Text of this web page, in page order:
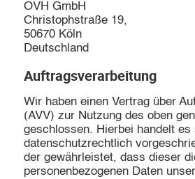
OVH GmbH
Christophstraße 19,
50670 Köln
Deutschland
Auftragsverarbeitung
Wir haben einen Vertrag über
(AVV) zur Nutzung des oben
geschlossen. Hierbei handelt es
datenschutzrechtlich
der gewährleistet, dass dieser
personenbezogenen Daten